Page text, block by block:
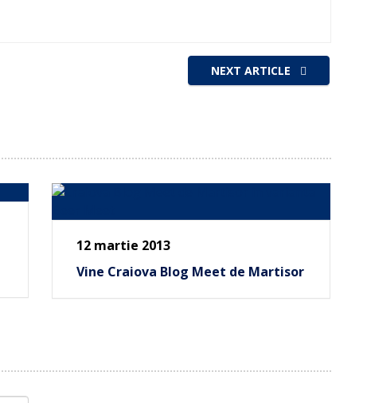
NEXT ARTICLE
12 martie 2013
Vine Craiova Blog Meet de Martisor